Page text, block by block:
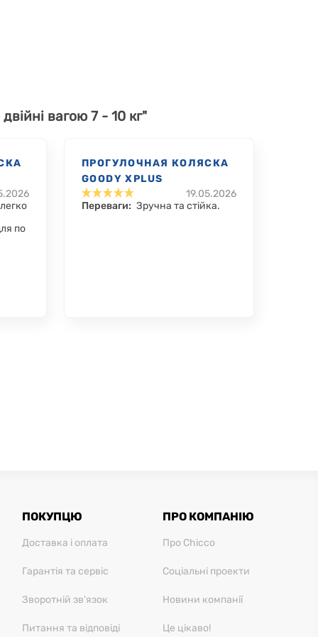
вагою 7 - 10 кг"
по
ПРОГУЛОЧНАЯ КОЛЯСКА
GOODY XPLUS
19.05.2026
Переваги: Зручна та стійка.
ПОКУПЦЮ
Доставка і оплата
Гарантія та сервіс
Зворотній зв'язок
Питання та відповіді
ПРО КОМПАНІЮ
Про Chicco
Соціальні проекти
Новини компанії
Це цікаво!